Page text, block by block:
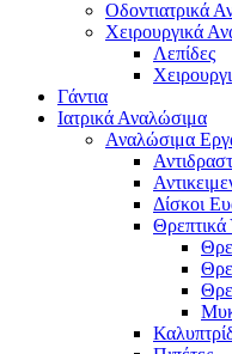
Οδοντιατρικά
Χειρουργικά
Λεπίδες
Γάντια
Ιατρικά Αναλώσιμα
Αναλώσιμα
Δίσκοι
Θρεπτικά